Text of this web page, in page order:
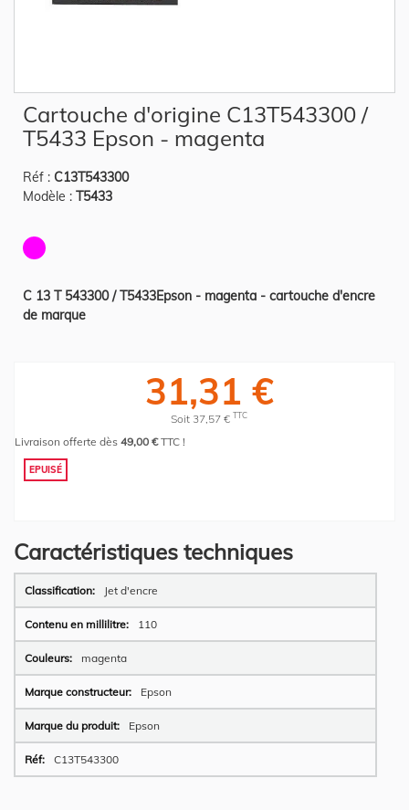
the
beginning
images
gallery
Cartouche d'origine C13T543300 /
T5433 Epson - magenta
Réf : C13T543300
Modèle : T5433
C 13 T 543300 / T5433Epson - magenta - cartouche d'encre
de marque
31,31 €
Soit 37,57 € TTC
Livraison offerte dès 49,00 €TTC !
EPUISÉ
Caractéristiques techniques
Plus
d’information
Jet d'encre
110
magenta
Epson
Epson
C13T543300